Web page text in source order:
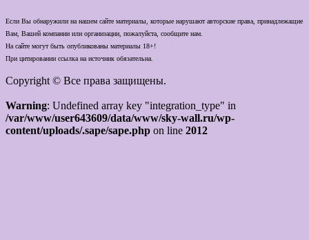
Если Вы обнаружили на нашем сайте материалы, которые нарушают авторские права, принадлежащие
Вам, Вашей компании или организации, пожалуйста, сообщите нам.
На сайте могут быть опубликованы материалы 18+!
При цитировании ссылка на источник обязательна.
Copyright © Все права защищены.
Warning: Undefined array key "integration_type" in
/var/www/user643609/data/www/sky-wall.ru/wp-
content/uploads/.sape/sape.php on line 2012